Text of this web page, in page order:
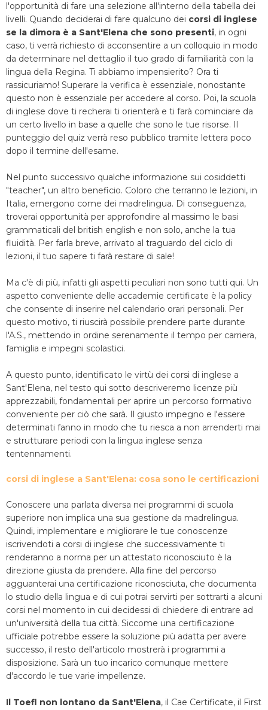
l'opportunità di fare una selezione all'interno della tabella dei
livelli. Quando deciderai di fare qualcuno dei corsi di inglese
se la dimora è a Sant'Elena che sono presenti, in ogni
caso, ti verrà richiesto di acconsentire a un colloquio in modo
da determinare nel dettaglio il tuo grado di familiarità con la
lingua della Regina. Ti abbiamo impensierito? Ora ti
rassicuriamo! Superare la verifica è essenziale, nonostante
questo non è essenziale per accedere al corso. Poi, la scuola
di inglese dove ti recherai ti orienterà e ti farà cominciare da
un certo livello in base a quelle che sono le tue risorse. Il
punteggio del quiz verrà reso pubblico tramite lettera poco
dopo il termine dell'esame.
Nel punto successivo qualche informazione sui cosiddetti
"teacher", un altro beneficio. Coloro che terranno le lezioni, in
Italia, emergono come dei madrelingua. Di conseguenza,
troverai opportunità per approfondire al massimo le basi
grammaticali del british english e non solo, anche la tua
fluidità. Per farla breve, arrivato al traguardo del ciclo di
lezioni, il tuo sapere ti farà restare di sale!
Ma c'è di più, infatti gli aspetti peculiari non sono tutti qui. Un
aspetto conveniente delle accademie certificate è la policy
che consente di inserire nel calendario orari personali. Per
questo motivo, ti riuscirà possibile prendere parte durante
l'A.S., mettendo in ordine serenamente il tempo per carriera,
famiglia e impegni scolastici.
A questo punto, identificato le virtù dei corsi di inglese a
Sant'Elena, nel testo qui sotto descriveremo licenze più
apprezzabili, fondamentali per aprire un percorso formativo
conveniente per ciò che sarà. Il giusto impegno e l'essere
determinati fanno in modo che tu riesca a non arrenderti mai
e strutturare periodi con la lingua inglese senza
tentennamenti.
corsi di inglese a Sant'Elena: cosa sono le certificazioni
Conoscere una parlata diversa nei programmi di scuola
superiore non implica una sua gestione da madrelingua.
Quindi, implementare e migliorare le tue conoscenze
iscrivendoti a corsi di inglese che successivamente ti
renderanno a norma per un attestato riconosciuto è la
direzione giusta da prendere. Alla fine del percorso
agguanterai una certificazione riconosciuta, che documenta
lo studio della lingua e di cui potrai servirti per sottrarti a alcuni
corsi nel momento in cui decidessi di chiedere di entrare ad
un'università della tua città. Siccome una certificazione
ufficiale potrebbe essere la soluzione più adatta per avere
successo, il resto dell'articolo mostrerà i programmi a
disposizione. Sarà un tuo incarico comunque mettere
d'accordo le tue varie impellenze.
Il Toefl non lontano da Sant'Elena, il Cae Certificate, il First